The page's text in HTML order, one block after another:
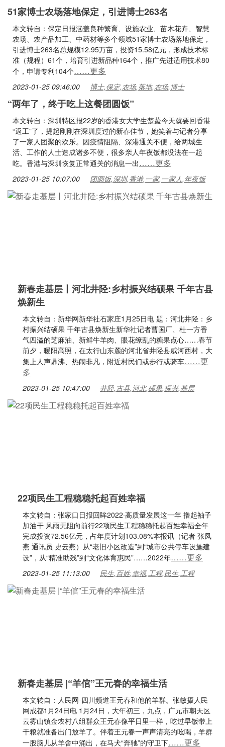
51家博士农场落地保定，引进博士263名
本文转自：保定日报涵盖良种繁育、设施农业、苗木花卉、智慧
农场、农产品加工、中药材等多个领域51家博士农场落地保定，
引进博士263名总规模12.95万亩，投资15.58亿元，形成技术标
准（规程）61个，培育引进新品种164个，推广先进适用技术80
个，申请专利104个……更多
2023-01-25 09:46:00 博士,保定,农场,落地,农场,博士
“两年了，终于吃上这餐团圆饭”
本文转自：深圳特区报22岁的香港女大学生楚萾今天就要回香港
“返工”了，提起刚刚在深圳度过的新春佳节，她笑着与记者分享
了一家人团聚的欢乐。因疫情阻隔、深港通关不便，给两城生
活、工作的人士造成诸多不便，很多亲人年夜饭都没法在一起
吃。香港与深圳恢复正常通关的消息一出……更多
2023-01-25 10:07:00 团圆饭,深圳,香港,一家,一家人,年夜饭
新春走基层丨河北井陉:乡村振兴结硕果 千年古县
焕新生
本文转自：新华网新华社石家庄1月25日电 题：河北井陉：乡
村振兴结硕果 千年古县焕新生新华社记者曹国厂、杜一方香
气四溢的芝麻油、新鲜牛羊肉、眼花缭乱的糖果点心……春节
前夕，暖阳高照，在太行山东麓的河北省井陉县威河西村，大
集上人声鼎沸、热闹非凡，附近村民们或步行或骑车……更
多
2023-01-25 10:47:00 井陉,古县,河北,硕果,振兴,基层
22项民生工程稳稳托起百姓幸福
本文转自：张家口日报回眸2022·高质量发展这一年 撸起袖子
加油干 风雨无阻向前行22项民生工程稳稳托起百姓幸福全年
完成投资72.56亿元，占年度计划103.08%本报讯（记者 张凤
燕 通讯员 史云燕）从“老旧小区改造”到“城市公共停车设施建
设”，从“精准助残”到“文化体育惠民”……2022年……更多
2023-01-25 11:13:00 民生,百姓,幸福,工程,民生,工程
新春走基层 |“羊倌”王元春的幸福生活
本文转自：人民网-四川频道王元春和他的羊群。张敏摄人民
网成都1月24日电 1月24日，大年初三，九点，广元市朝天区
云雾山镇金农村八组群众王元春像平日里一样，吃过早饭带上
干粮就准备出门放羊了。伴着王元春一声声清亮的吆喝，羊群
一股脑儿从羊舍中涌出，在马犬“奔驰”的守卫下……更多